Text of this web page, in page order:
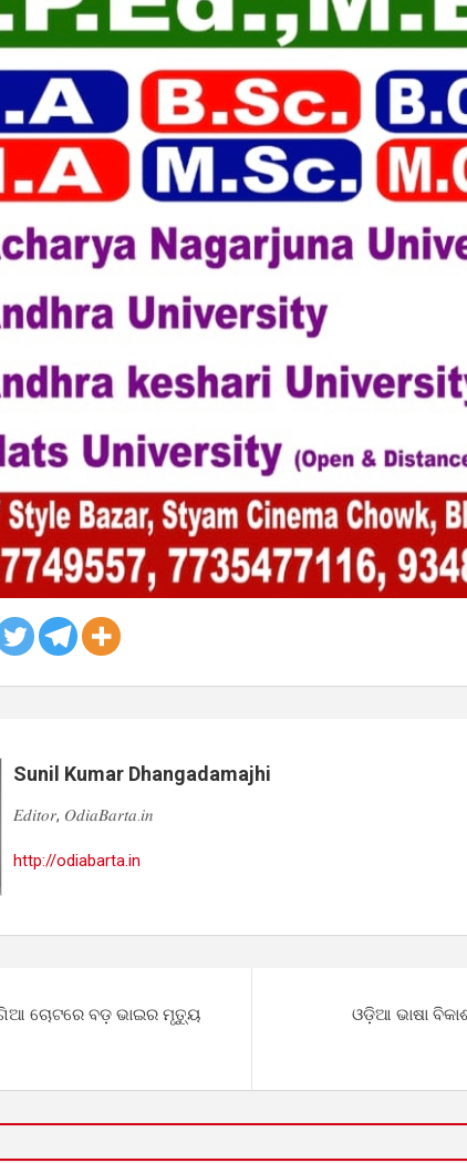
Sunil Kumar Dhangadamajhi
𝐸𝑑𝑖𝑡𝑜𝑟, 𝑂𝑑𝑖𝑎𝐵𝑎𝑟𝑡𝑎.𝑖𝑛
http://odiabarta.in
ଚୋଟରେ ବଡ଼ ଭାଇର ମୃତ୍ୟୁ
ଓଡ଼ିଆ ଭାଷା